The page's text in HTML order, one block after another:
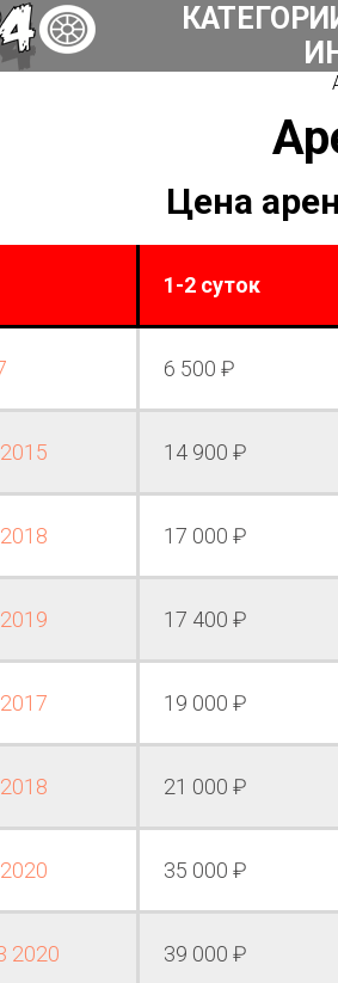
Цена
1-2 суток
6 500 ₽
14 900 ₽
17 000 ₽
17 400 ₽
19 000 ₽
21 000 ₽
35 000 ₽
2020 39 000 ₽